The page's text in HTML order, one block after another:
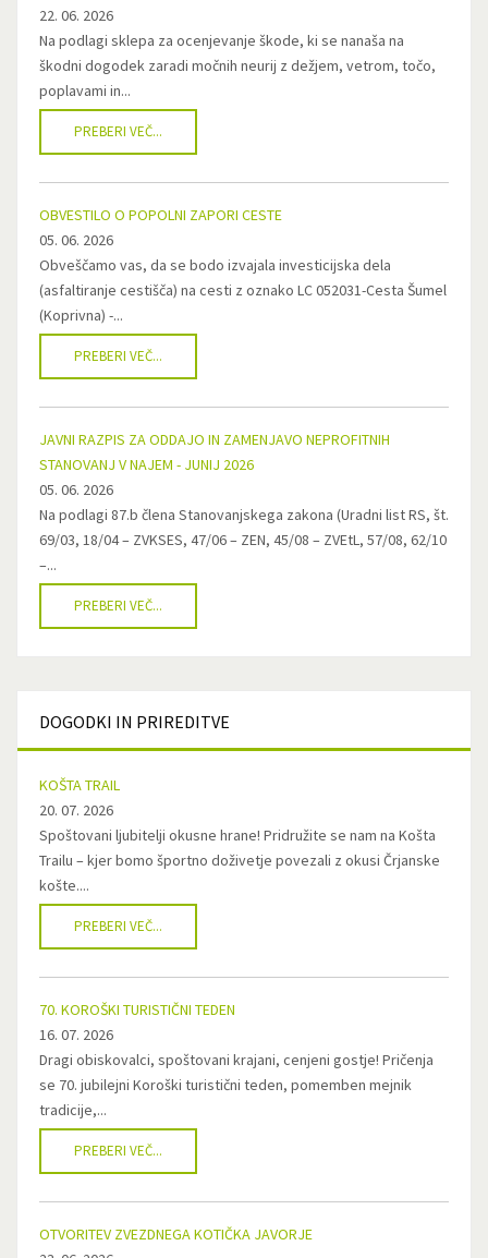
22. 06. 2026
Na podlagi sklepa za ocenjevanje škode, ki se nanaša na
škodni dogodek zaradi močnih neurij z dežjem, vetrom, točo,
poplavami in...
PREBERI VEČ...
OBVESTILO O POPOLNI ZAPORI CESTE
05. 06. 2026
Obveščamo vas, da se bodo izvajala investicijska dela
(asfaltiranje cestišča) na cesti z oznako LC 052031-Cesta Šumel
(Koprivna) -...
PREBERI VEČ...
JAVNI RAZPIS ZA ODDAJO IN ZAMENJAVO NEPROFITNIH
STANOVANJ V NAJEM - JUNIJ 2026
05. 06. 2026
Na podlagi 87.b člena Stanovanjskega zakona (Uradni list RS, št.
69/03, 18/04 – ZVKSES, 47/06 – ZEN, 45/08 – ZVEtL, 57/08, 62/10
–...
PREBERI VEČ...
DOGODKI IN PRIREDITVE
KOŠTA TRAIL
20. 07. 2026
Spoštovani ljubitelji okusne hrane! Pridružite se nam na Košta
Trailu – kjer bomo športno doživetje povezali z okusi Črjanske
košte....
PREBERI VEČ...
70. KOROŠKI TURISTIČNI TEDEN
16. 07. 2026
Dragi obiskovalci, spoštovani krajani, cenjeni gostje! Pričenja
se 70. jubilejni Koroški turistični teden, pomemben mejnik
tradicije,...
PREBERI VEČ...
OTVORITEV ZVEZDNEGA KOTIČKA JAVORJE